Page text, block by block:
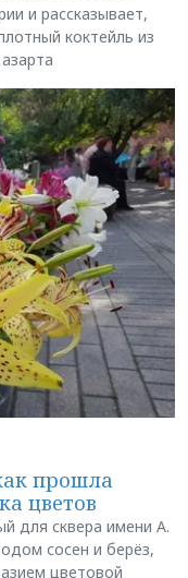
и рассказывает,
коктейль из
прошла
цветов
для сквера имени А.
сосен и берёз,
цветовой